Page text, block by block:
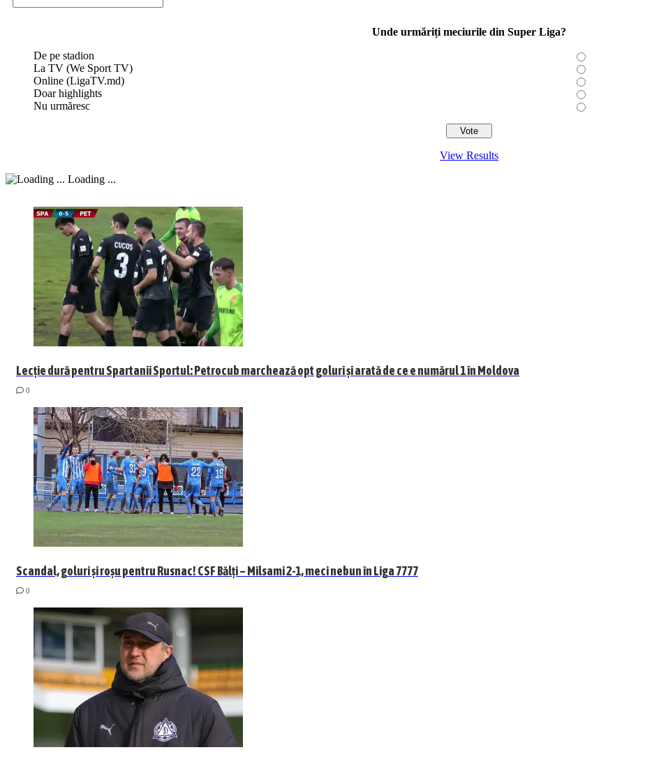
Unde urmăriți meciurile din Super Liga?
De pe stadion
La TV (We Sport TV)
Online (LigaTV.md)
Doar highlights
Nu urmăresc
View Results
Loading ...
Lecție dură pentru Spartanii Sportul: Petrocub marchează opt goluri și arată de ce e numărul 1 în Moldova
0
Scandal, goluri și roșu pentru Rusnac! CSF Bălți – Milsami 2-1, meci nebun în Liga 7777
0